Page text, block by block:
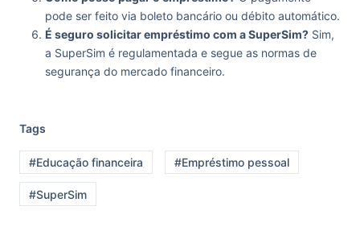
pode ser feito via boleto bancário ou débito automático.
É seguro solicitar empréstimo com a SuperSim? Sim,
a SuperSim é regulamentada e segue as normas de
segurança do mercado financeiro.
Tags
#Educação financeira #Empréstimo pessoal
#SuperSim